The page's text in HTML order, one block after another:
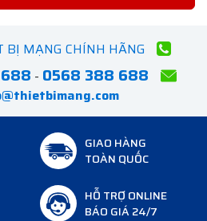
BỊ MẠNG CHÍNH HÃNG
- 0568 388 688
GIAO HÀNG
TOÀN QUỐC
HỖ TRỢ ONLINE
BÁO GIÁ 24/7